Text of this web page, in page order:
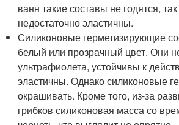
ванн такие составы не годятся,
недостаточно эластичны.
Силиконовые герметизирующие
белый или прозрачный цвет. Они
ультрафиолета, устойчивы к
эластичны. Однако силиконовые
окрашивать. Кроме того, из-за
грибков силиконовая масса со